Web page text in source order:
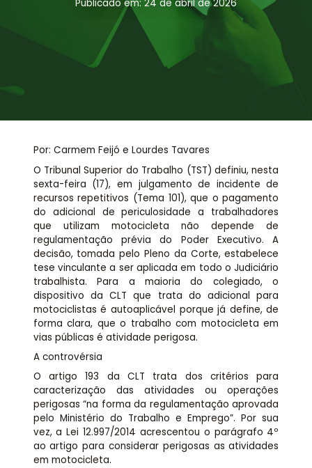
Links Úteis
Publicado em: 24 de abril de 2026
Por: Carmem Feijó e Lourdes Tavares
O Tribunal Superior do Trabalho (TST) definiu, nesta
sexta-feira (17), em julgamento de incidente de
recursos repetitivos (Tema 101), que o pagamento
do adicional de periculosidade a trabalhadores
que utilizam motocicleta não depende de
regulamentação prévia do Poder Executivo. A
decisão, tomada pelo Pleno da Corte, estabelece
tese vinculante a ser aplicada em todo o Judiciário
trabalhista. Para a maioria do colegiado, o
dispositivo da CLT que trata do adicional para
motociclistas é autoaplicável porque já define, de
forma clara, que o trabalho com motocicleta em
vias públicas é atividade perigosa.
A controvérsia
O artigo 193 da CLT trata dos critérios para
caracterização das atividades ou operações
perigosas “na forma da regulamentação aprovada
pelo Ministério do Trabalho e Emprego”. Por sua
vez, a Lei 12.997/2014 acrescentou o parágrafo 4º
ao artigo para considerar perigosas as atividades
em motocicleta.